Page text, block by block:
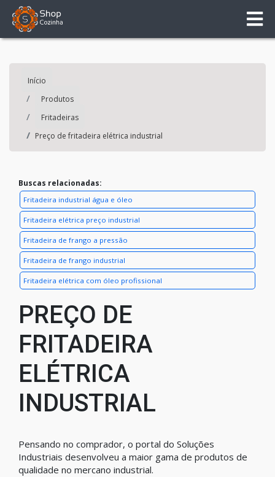
Início
Produtos
Fritadeiras
Preço de fritadeira elétrica industrial
Buscas relacionadas:
Fritadeira industrial água e óleo
Fritadeira elétrica preço industrial
Fritadeira de frango a pressão
Fritadeira de frango industrial
Fritadeira elétrica com óleo profissional
PREÇO DE
FRITADEIRA
ELÉTRICA
INDUSTRIAL
Pensando no comprador, o portal do Soluções
Industriais desenvolveu a maior gama de produtos de
qualidade no mercano industrial.